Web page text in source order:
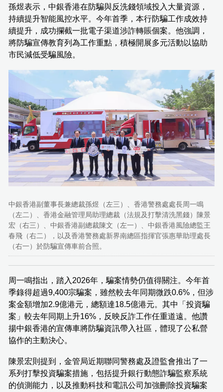
孫煜表示，中銀香港在防騙與反洗錢領域投入大量資源，
持續提升智能風控水平。今年首季，本行防騙工作成效持
續提升，成功攔截一批電子渠道涉詐轉賬個案。他強調，
將防騙宣傳教育列為工作重點，積極開展多元活動以協助
市民減低受騙風險。
中銀香港副董事長兼總裁孫煜（左三）、香港警務處處長周一鳴
（左二）、香港金融管理局助理總裁（法規及打擊清洗黑錢）陳景
宏（右三）、中銀香港副總裁陳文（左一）、中銀香港風險總監王
春飛（右二），以及香港警務處新界南總區指揮官張惠華助理處長
（右一）於防騙宣傳車前合照。
周一鳴指出，踏入2026年，騙案情勢仍值得關注。今年首
季錄得超過9,400宗騙案，雖然較去年同期微跌0.6%，但涉
案金額增加2.9億港元，總額達18.5億港元。其中「投資騙
案」較去年同期上升16%，反映反詐工作任重道遠。他讚
揚中銀香港的宣傳車將防騙資訊帶入社區，體現了公私營
協作的主動決心。
陳景宏則提到，金管局近期聯同警務處及證監會推出了一
系列打擊投資騙案措施，包括提升銀行動態詐騙監察系統
的偵測能力，以及推動科技和電訊公司加強刪除投資騙案